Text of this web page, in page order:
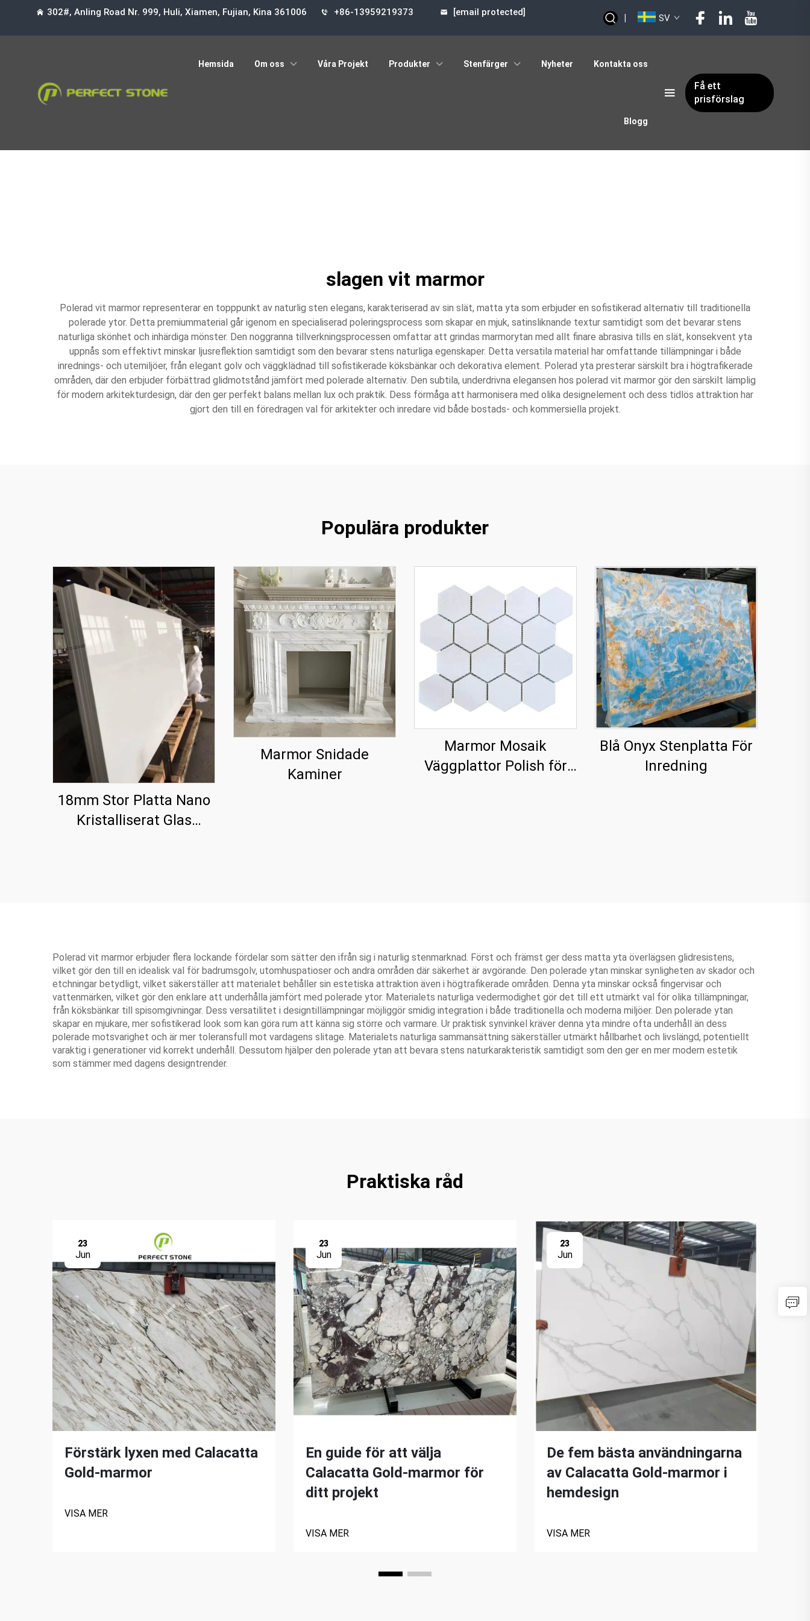
302#, Anling Road Nr. 999, Huli, Xiamen, Fujian, Kina 361006 +86-13959219373 [email protected] | SV
Hemsida Om oss Våra Projekt Produkter Stenfärger Nyheter Kontakta oss
Blogg
Få ett
prisförslag
slagen vit marmor
Polerad vit marmor representerar en topppunkt av naturlig sten elegans, karakteriserad av sin slät, matta yta som erbjuder en sofistikerad alternativ till traditionella
polerade ytor. Detta premiummaterial går igenom en specialiserad poleringsprocess som skapar en mjuk, satinsliknande textur samtidigt som det bevarar stens
naturliga skönhet och inhärdiga mönster. Den noggranna tillverkningsprocessen omfattar att grindas marmorytan med allt finare abrasiva tills en slät, konsekvent yta
uppnås som effektivt minskar ljusreflektion samtidigt som den bevarar stens naturliga egenskaper. Detta versatila material har omfattande tillämpningar i både
inrednings- och utemiljöer, från elegant golv och väggklädnad till sofistikerade köksbänkar och dekorativa element. Polerad yta presterar särskilt bra i högtrafikerade
områden, där den erbjuder förbättrad glidmotstånd jämfört med polerade alternativ. Den subtila, underdrivna elegansen hos polerad vit marmor gör den särskilt lämplig
för modern arkitekturdesign, där den ger perfekt balans mellan lux och praktik. Dess förmåga att harmonisera med olika designelement och dess tidlös attraktion har
gjort den till en föredragen val för arkitekter och inredare vid både bostads- och kommersiella projekt.
Populära produkter
18mm Stor Platta Nano
Kristalliserat Glas
Marmor Snidade
Kaminer
Marmor Mosaik
Väggplattor Polish för
Blå Onyx Stenplatta För
Inredning
Polerad vit marmor erbjuder flera lockande fördelar som sätter den ifrån sig i naturlig stenmarknad. Först och främst ger dess matta yta överlägsen glidresistens,
vilket gör den till en idealisk val för badrumsgolv, utomhuspatioser och andra områden där säkerhet är avgörande. Den polerade ytan minskar synligheten av skador och
etchningar betydligt, vilket säkerställer att materialet behåller sin estetiska attraktion även i högtrafikerade områden. Denna yta minskar också fingervisar och
vattenmärken, vilket gör den enklare att underhålla jämfört med polerade ytor. Materialets naturliga vedermodighet gör det till ett utmärkt val för olika tillämpningar,
från köksbänkar till spisomgivningar. Dess versatilitet i designtillämpningar möjliggör smidig integration i både traditionella och moderna miljöer. Den polerade ytan
skapar en mjukare, mer sofistikerad look som kan göra rum att känna sig större och varmare. Ur praktisk synvinkel kräver denna yta mindre ofta underhåll än dess
polerade motsvarighet och är mer toleransfull mot vardagens slitage. Materialets naturliga sammansättning säkerställer utmärkt hållbarhet och livslängd, potentiellt
varaktig i generationer vid korrekt underhåll. Dessutom hjälper den polerade ytan att bevara stens naturkarakteristik samtidigt som den ger en mer modern estetik
som stämmer med dagens designtrender.
Praktiska råd
23
Jun
Förstärk lyxen med Calacatta
Gold-marmor
VISA MER
23
Jun
En guide för att välja
Calacatta Gold-marmor för
ditt projekt
VISA MER
23
Jun
De fem bästa användningarna
av Calacatta Gold-marmor i
hemdesign
VISA MER